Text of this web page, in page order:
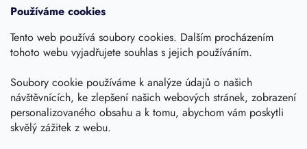
Používáme cookies
Tento web používá soubory cookies. Dalším procházením
tohoto webu vyjadřujete souhlas s jejich používáním.
Soubory cookie používáme k analýze údajů o našich
návštěvnících, ke zlepšení našich webových stránek, zobrazení
personalizovaného obsahu a k tomu, abychom vám poskytli
skvělý zážitek z webu.
Časté dotazy
Obchodní podmínky
Podmínky ochrany osobních údajů